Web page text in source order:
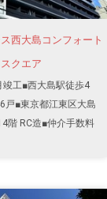
西大島コンフォート
スクエア
工■西大島駅徒歩4
戸■東京都江東区大島
階 RC造■仲介手数料